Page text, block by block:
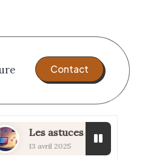
Contact
astuces de Clara : Comment
2025